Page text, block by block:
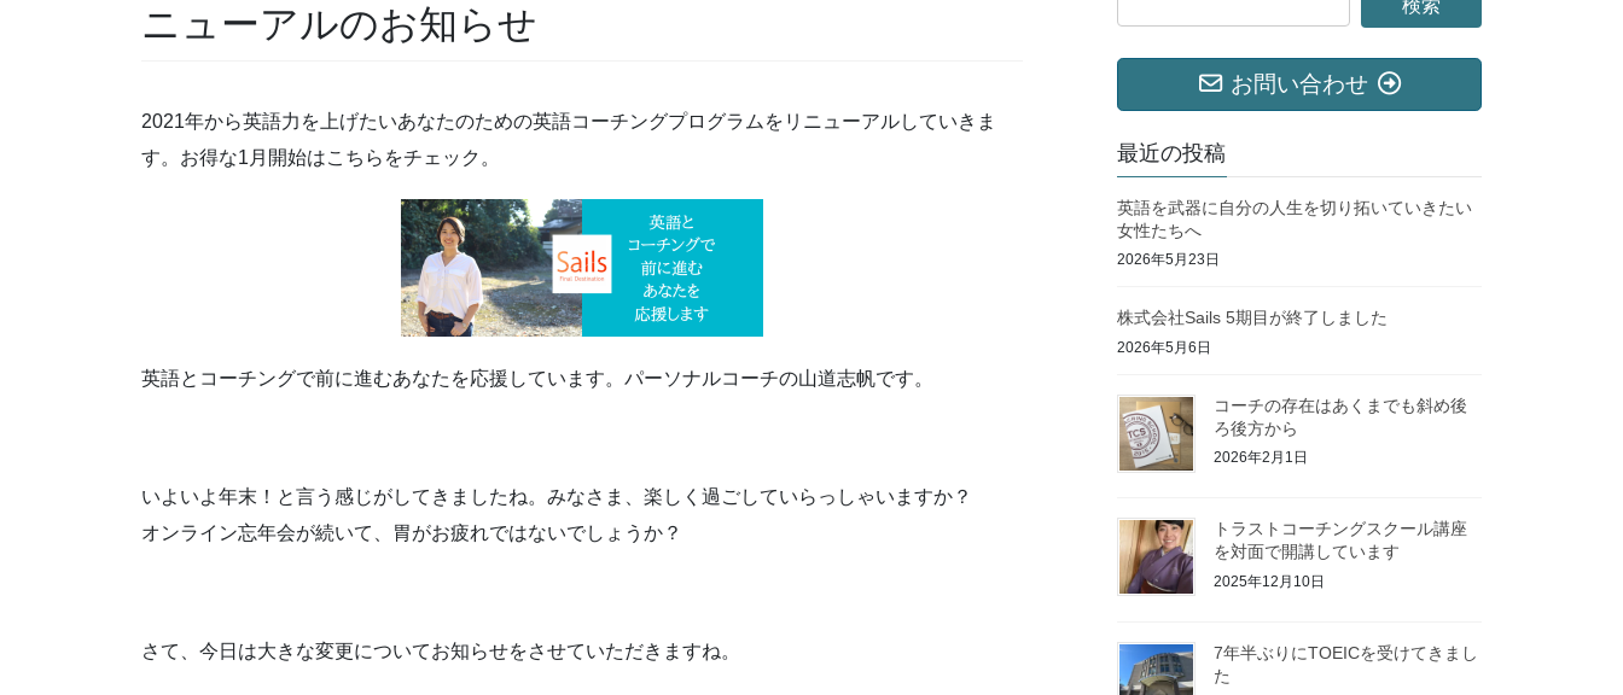
ニューアルのお知らせ
2021年から英語力を上げたいあなたのための英語コーチングプログラムをリニューアルしていきま
す。お得な1月開始はこちらをチェック。
英語とコーチングで前に進むあなたを応援しています。パーソナルコーチの山道志帆です。
いよいよ年末！と言う感じがしてきましたね。みなさま、楽しく過ごしていらっしゃいますか？
オンライン忘年会が続いて、胃がお疲れではないでしょうか？
さて、今日は大きな変更についてお知らせをさせていただきますね。
お問い合わせ
最近の投稿
英語を武器に自分の人生を切り拓いていきたい
女性たちへ
2026年5月23日
株式会社Sails 5期目が終了しました
2026年5月6日
コーチの存在はあくまでも斜め後
ろ後方から
2026年2月1日
トラストコーチングスクール講座
を対面で開講しています
2025年12月10日
7年半ぶりにTOEICを受けてきまし
た